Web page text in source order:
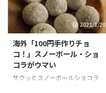
ーツです。 作り方は、簡単でお
好みのクッキーを砕きアイスとよ
く混ぜます。コーンフレークも同
様に砕いて、パン粉を付ける要領
でまぶし、揚げる前のコロッケの
ように形を整えていきます。 冷蔵
庫で1時間半ほど冷やし固めて、
最後にチョコレートをソースのよ
2021/1/20
海外「100円手作りチョ
コ！」スノーボール・ショ
コラがウマい
サクッとスノーボールショコラ